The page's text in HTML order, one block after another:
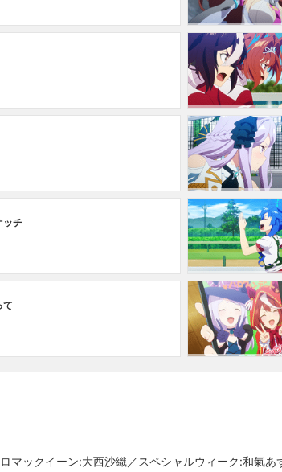
ッチ
て
マックイーン:大西沙織／スペシャルウィーク:和氣